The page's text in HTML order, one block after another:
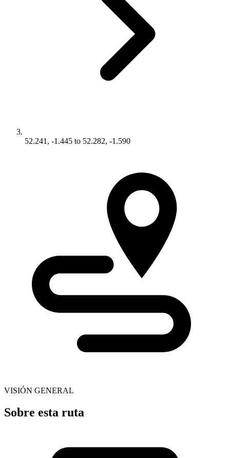
52.241, -1.445 to 52.282, -1.590
VISIÓN GENERAL
Sobre esta ruta